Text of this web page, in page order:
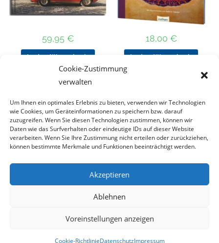
Cookie-Zustimmung
verwalten
Um Ihnen ein optimales Erlebnis zu bieten, verwenden wir Technologien
wie Cookies, um Geräteinformationen zu speichern bzw. darauf
zuzugreifen. Wenn Sie diesen Technologien zustimmen, können wir
Daten wie das Surfverhalten oder eindeutige IDs auf dieser Website
verarbeiten. Wenn Sie Ihre Zustimmung nicht erteilen oder zurückziehen,
können bestimmte Merkmale und Funktionen beeinträchtigt werden.
Akzeptieren
Ablehnen
Voreinstellungen anzeigen
Cookie-RichtlinieDatenschutzImpressum
59,95 €
In den Warenkorb
18,00 €
In den Warenkorb
Nach Preis filtern
Kategorie
auswählen
Datenschutz
Haftungsausschluss
Copyright 2023 - DT COLLECTION